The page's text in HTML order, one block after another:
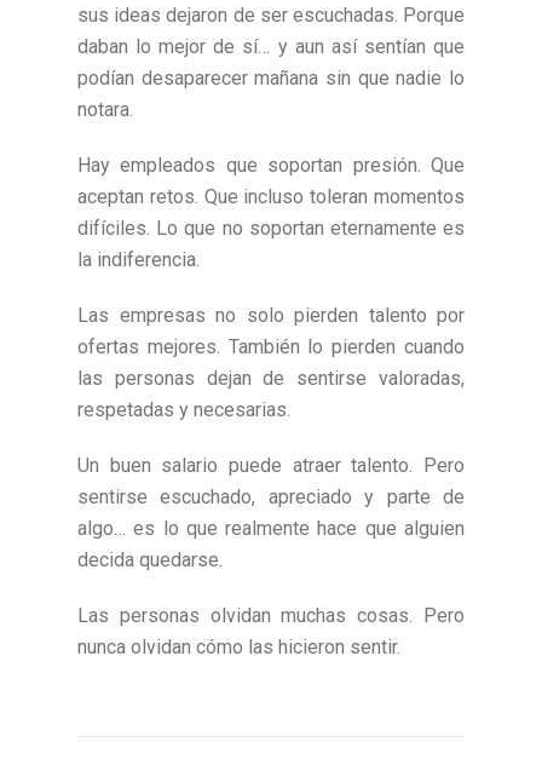
sus ideas dejaron de ser escuchadas. Porque
daban lo mejor de sí… y aun así sentían que
podían desaparecer mañana sin que nadie lo
notara.
Hay empleados que soportan presión. Que
aceptan retos. Que incluso toleran momentos
difíciles. Lo que no soportan eternamente es
la indiferencia.
Las empresas no solo pierden talento por
ofertas mejores. También lo pierden cuando
las personas dejan de sentirse valoradas,
respetadas y necesarias.
Un buen salario puede atraer talento. Pero
sentirse escuchado, apreciado y parte de
algo… es lo que realmente hace que alguien
decida quedarse.
Las personas olvidan muchas cosas. Pero
nunca olvidan cómo las hicieron sentir.